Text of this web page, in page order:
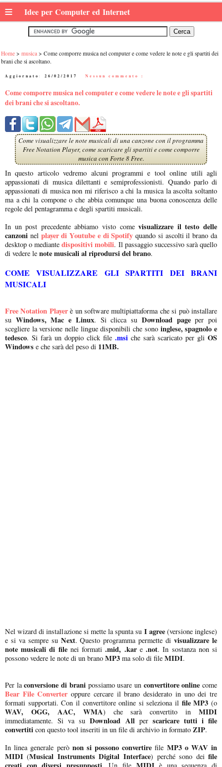
≡ Idee per Computer ed Internet
Home musica
Come comporre musica nel computer e come vedere le note e gli spartiti dei
brani che si ascoltano.
Aggiornato: 26/02/2017 Nessun commento :
Come comporre musica nel computer e come vedere le note e gli spartiti
dei brani che si ascoltano.
Come visualizzare le note musicali di una canzone con il programma
Free Notation Player, come scaricare gli spartiti e come comporre
musica con Forte 8 Free.
In questo articolo vedremo alcuni programmi e tool online utili agli
appassionati di musica dilettanti e semiprofessionisti. Quando parlo di
appassionati di musica non mi riferisco a chi la musica la ascolta soltanto
ma a chi la compone o che abbia comunque una buona conoscenza delle
regole del pentagramma e degli spartiti musicali.
In un post precedente abbiamo visto comevisualizzare il testo delle
canzoni nel player di Youtube e di Spotify quando si ascolti il brano da
desktop o mediantedispositivi mobili. Il passaggio successivo sarà quello
di vedere le note musicali al riprodursi del brano.
COME VISUALIZZARE GLI SPARTITI DEI BRANI
MUSICALI
Free Notation Playerè un software multipiattaforma che si può installare
su Windows, Mac e Linux. Si clicca su Download pageper poi
scegliere la versione nelle lingue disponibili che sono inglese, spagnolo e
tedesco. Si farà un doppio click file .msi che sarà scaricato per gli OS
Windows e che sarà del peso di 11MB.
Nel wizard di installazione si mette la spunta su I agree(versione inglese)
e si va sempre suNext. Questo programma permette divisualizzare le
note musicali di filenei formati.mid, .kar e.not. In sostanza non si
possono vedere le note di un brano MP3 ma solo di file MIDI.
Per laconversione di branipossiamo usare unconvertitore online come
Bear File Converteroppure cercare il brano desiderato in uno dei tre
formati supportati. Con il convertitore online si seleziona il file MP3 (o
WAV, OGG, AAC, WMA) che sarà convertito in MIDI
immediatamente. Si va su Download Allper scaricare tutti i file
convertiti con questo tool inseriti in un file di archivio in formato ZIP.
In linea generale però non si possono convertirefile MP3 o WAV in
MIDI (Musical Instruments Digital Interface) perché sono deifile